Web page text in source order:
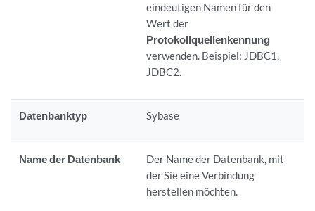
eindeutigen Namen für den
Wert der
Protokollquellenkennung
verwenden. Beispiel: JDBC1,
JDBC2.
Datenbanktyp Sybase
Name der Datenbank
Der Name der Datenbank, mit
der Sie eine Verbindung
herstellen möchten.